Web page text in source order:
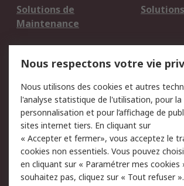
Solutions de
Maintenance
du site
Politique de protection
des données - Mise à
jour
Sécurité
Conditions générales
de vente
Campagnes marketing
Nous respectons votre vie
Nous utilisons des cookies et autres
l'analyse statistique de l'utilisation, pour la
personnalisation et pour l’affichage de
sites internet tiers. En cliquant sur
« Accepter et fermer», vous acceptez le
cookies non essentiels. Vous pouvez
en cliquant sur « Paramétrer mes cookies
souhaitez pas, cliquez sur « Tout refuser